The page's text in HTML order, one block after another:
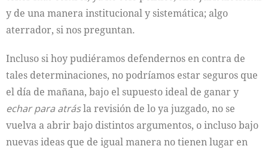
y de una manera institucional y sistemática; algo
aterrador, si nos preguntan.
Incluso si hoy pudiéramos defendernos en contra de
tales determinaciones, no podríamos estar seguros que
el día de mañana, bajo el supuesto ideal de ganar y
echar para atrásla revisión de lo ya juzgado, no se
vuelva a abrir bajo distintos argumentos, o incluso bajo
nuevas ideas que de igual manera no tienen lugar en